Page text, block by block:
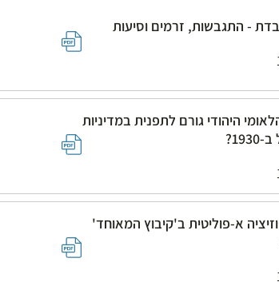
- התגבשות, זרמים וסיעות
היהודי גורם לתפנית במדיניות
א-פוליטית ב'קיבוץ המאוחד'